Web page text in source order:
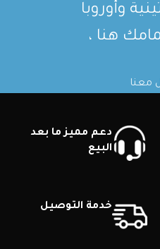
وأوروبا
هنا ،
معنا
دعم مميز ما بعد
البيع
خدمة التوصيل